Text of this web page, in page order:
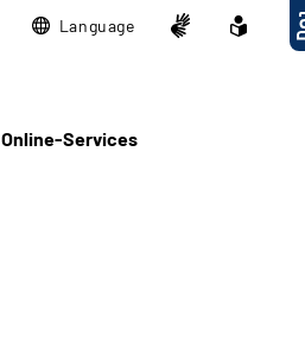
Language
Online-Services